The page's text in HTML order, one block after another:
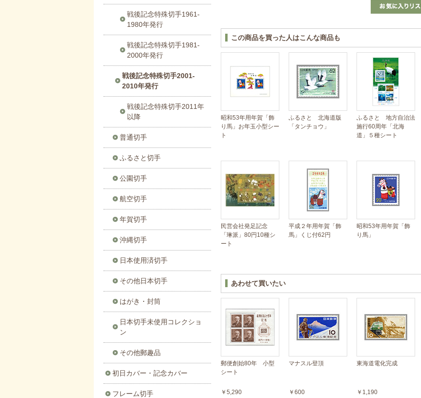
この商品を買った人はこんな商品も
昭和53年用年賀「飾
り馬」お年玉小型シー
ト
ふるさと 北海道版
「タンチョウ」
ふるさと 地方自治法
施行60周年「北海
道」５種シート
民営会社発足記念
「琳派」80円10種シ
ート
平成２年用年賀「飾
馬」くじ付62円
昭和53年用年賀「飾
り馬」
あわせて買いたい
郵便創始80年 小型
シート
￥5,290
マナスル登頂
￥600
東海道電化完成
￥1,190
戦後記念特殊切手1961-
1980年発行
戦後記念特殊切手1981-
2000年発行
戦後記念特殊切手2001-
2010年発行
戦後記念特殊切手2011年
以降
普通切手
ふるさと切手
公園切手
航空切手
年賀切手
沖縄切手
日本使用済切手
その他日本切手
はがき・封筒
日本切手未使用コレクショ
ン
その他郵趣品
初日カバー・記念カバー
フレーム切手